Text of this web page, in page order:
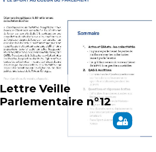
Lettre Veille
Parlementaire n°12